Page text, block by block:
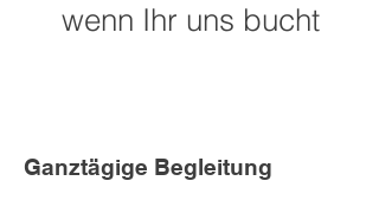
wenn Ihr uns bucht
Ganztägige Begleitung